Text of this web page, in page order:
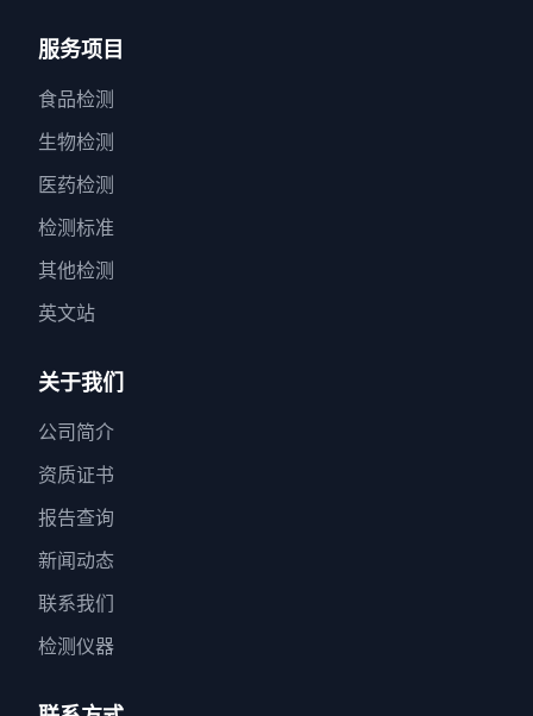
服务项目
食品检测
生物检测
医药检测
检测标准
其他检测
英文站
关于我们
公司简介
资质证书
报告查询
新闻动态
联系我们
检测仪器